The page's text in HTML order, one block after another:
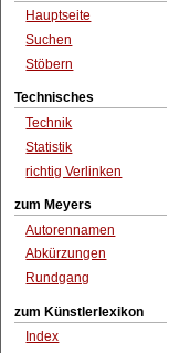
Hauptseite
Suchen
Stöbern
Technisches
Technik
Statistik
richtig Verlinken
zum Meyers
Autorennamen
Abkürzungen
Rundgang
zum Künstlerlexikon
Index